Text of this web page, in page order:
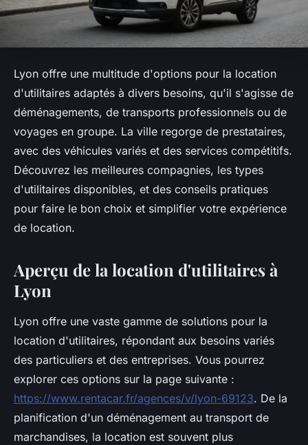
Lyon offre une multitude d'options pour la location
d'utilitaires adaptés à divers besoins, qu'il s'agisse de
déménagements, de transports professionnels ou de
voyages en groupe. La ville regorge de prestataires,
avec des véhicules variés et des services compétitifs.
Découvrez les meilleures compagnies, les types
d'utilitaires disponibles, et des conseils pratiques
pour faire le bon choix et simplifier votre expérience
de location.
Aperçu de la location d'utilitaires à
Lyon
Lyon offre une vaste gamme de solutions pour la
location d'utilitaires, répondant aux besoins variés
des particuliers et des entreprises. Vous pourrez
explorer ces options sur la page suivante :
https://www.rentacar.fr/agences/v/lyon-69123. De la
planification d'un déménagement au transport de
marchandises, la location est souvent plus